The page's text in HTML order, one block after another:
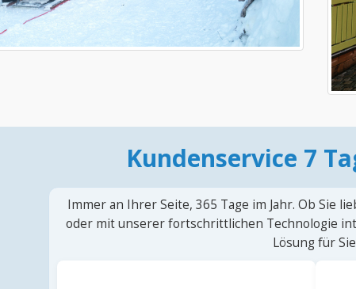
Kundenservice 7
Immer an Ihrer Seite, 365 Tage im Jahr. Ob Sie
oder mit unserer fortschrittlichen Technologie
Lösung für